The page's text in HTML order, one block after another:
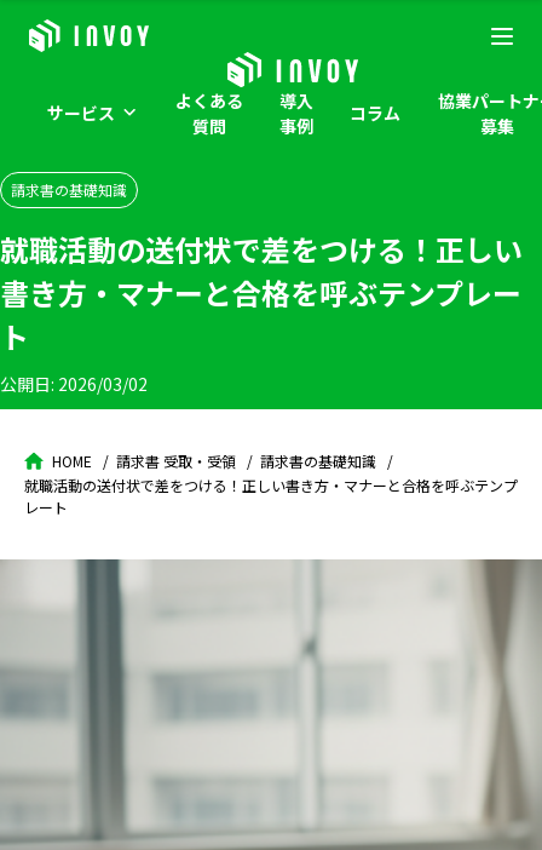
サービス
よくある
質問
導入
事例
コラム
協業パート
募集
請求書の基礎知識
就職活動の送付状で差をつける！正しい
書き方・マナーと合格を呼ぶテンプレー
ト
公開日: 2026/03/02
HOME 請求書 受取・受領
請求書の基礎知識
就職活動の送付状で差をつける！正しい書き方・マナーと合格を呼ぶテンプ
レート